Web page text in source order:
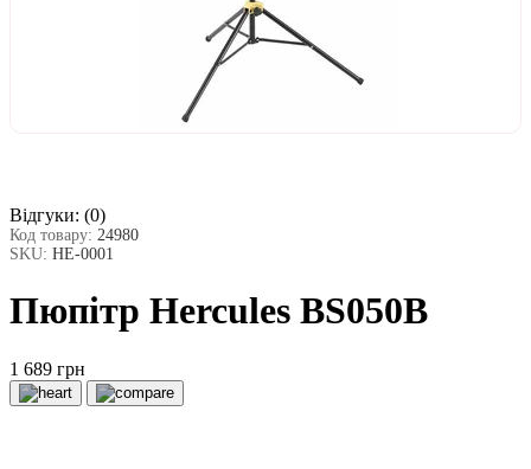
Відгуки: (0)
Код товару: 24980
SKU: HE-0001
Пюпітр Hercules BS050B
1 689 грн